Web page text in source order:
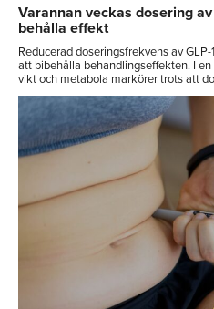
Varannan veckas dosering
behålla effekt
Reducerad doseringsfrekvens av
att bibehålla behandlingseffekten. I
vikt och metabola markörer trots att